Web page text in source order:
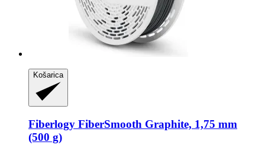
Košarica
Fiberlogy FiberSmooth Graphite, 1,75 mm
(500 g)